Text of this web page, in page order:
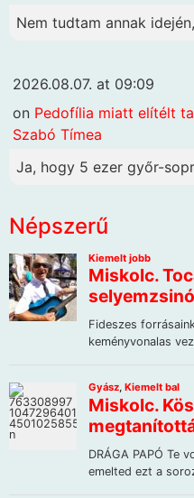
Nem tudtam annak
2026.08.07. at 09:09
on Pedofília miatt elítélt
Szabó Tímea
Ja, hogy 5 ezer győr-
Népszerű